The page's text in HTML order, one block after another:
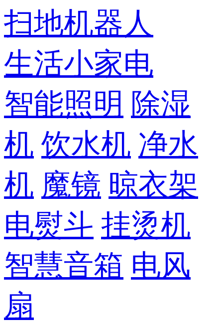
扫地机器人
生活小家电
智能照明 除湿
机 饮水机 净水
机 魔镜 晾衣架
电熨斗 挂烫机
智慧音箱 电风
扇